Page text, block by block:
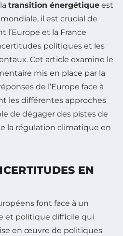
transition énergétique est
il est crucial de
et la France
politiques et les
Cet article examine le
mis en place par la
de l’Europe face à
les différentes approches
de dégager des pistes de
la régulation climatique en
EN
font face à un
et politique difficile qui
en œuvre de politiques